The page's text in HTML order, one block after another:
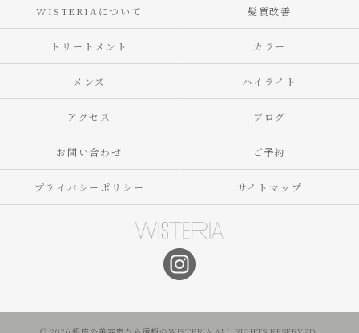
WISTERIAについて 髪質改善
トリートメント カラー
メンズ ハイライト
アクセス ブログ
お問い合わせ ご予約
プライバシーポリシー サイトマップ